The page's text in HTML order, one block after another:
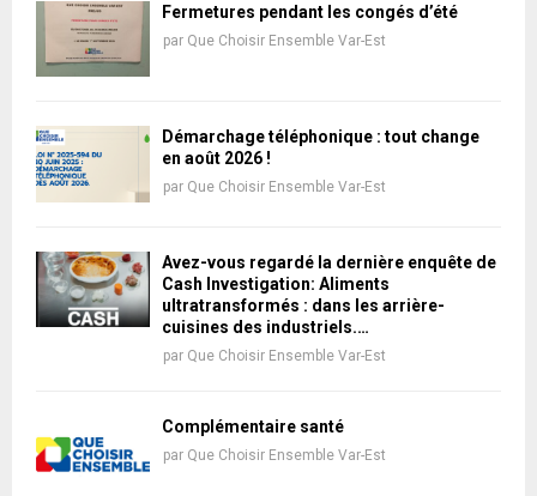
Fermetures pendant les congés d’été
par Que Choisir Ensemble Var-Est
Démarchage téléphonique : tout change
en août 2026 !
par Que Choisir Ensemble Var-Est
Avez-vous regardé la dernière enquête de
Cash Investigation: Aliments
ultratransformés : dans les arrière-
cuisines des industriels.…
par Que Choisir Ensemble Var-Est
Complémentaire santé
par Que Choisir Ensemble Var-Est